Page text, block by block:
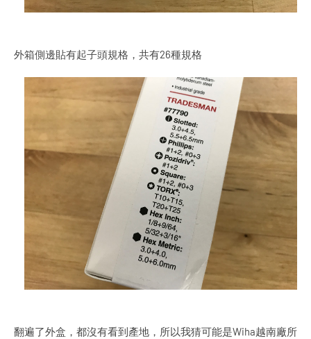
外箱側邊貼有起子頭規格，共有26種規格
翻遍了外盒，都沒有看到產地，所以我猜可能是Wiha越南廠所